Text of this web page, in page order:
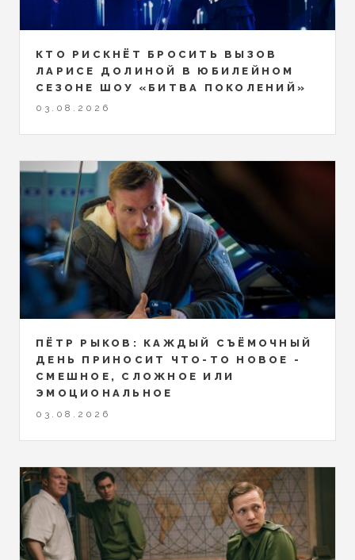
КТО РИСКНЁТ БРОСИТЬ ВЫЗОВ
ЛАРИСЕ ДОЛИНОЙ В ЮБИЛЕЙНОМ
СЕЗОНЕ ШОУ «БИТВА ПОКОЛЕНИЙ»
03.08.2026
ПЁТР РЫКОВ: КАЖДЫЙ СЪЁМОЧНЫЙ
ДЕНЬ ПРИНОСИТ ЧТО-ТО НОВОЕ -
СМЕШНОЕ, СЛОЖНОЕ ИЛИ
ЭМОЦИОНАЛЬНОЕ
03.08.2026